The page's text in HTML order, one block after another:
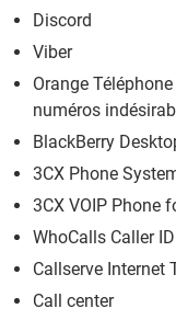
Discord
Viber
Orange
numéros
BlackBerry
3CX Phone
3CX VOIP Phone
WhoCalls Caller
Callserve Internet
Call center